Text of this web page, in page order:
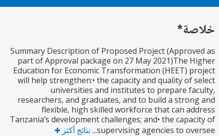
Summary Description of Proposed Project
part of Approval package on 27 May 2021)The
Education for Economic Transformation (HEET)
will help strengthen:• the capacity and quality of
universities and institutes to prepare
researchers, and graduates, and to build a
flexible, high skilled workforce that can
Tanzania’s development challenges; and• the
supervising agencies to نتائج أكثر